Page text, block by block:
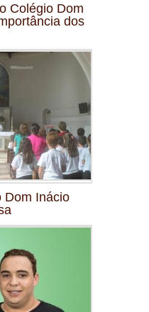
Colégio Dom
dos
Dom Inácio